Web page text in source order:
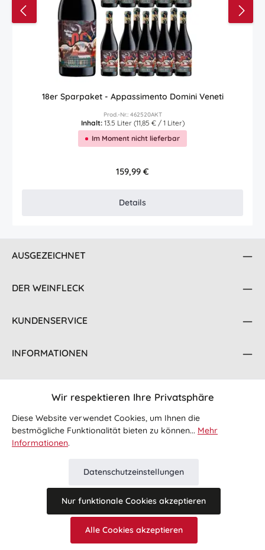
18er Sparpaket - Appassimento Domini Veneti
Prod.-Nr.: 462520AKT
Inhalt: 13.5 Liter (11,85 € / 1 Liter)
Im Moment nicht lieferbar
Regulärer Preis:
159,99 €
Details
AUSGEZEICHNET
DER WEINFLECK
KUNDENSERVICE
INFORMATIONEN
FOLGE UNS
Alle Preise inkl. gesetzl. Mehrwertsteuer zzgl.Versandkosten
und ggf. Nachnahmegebühren, wenn nicht anders angegeben.
Wir respektieren Ihre Privatsphäre
Diese Website verwendet Cookies, um Ihnen die
bestmögliche Funktionalität bieten zu können... Mehr
Informationen.
Datenschutzeinstellungen
Nur funktionale Cookies akzeptieren
Alle Cookies akzeptieren